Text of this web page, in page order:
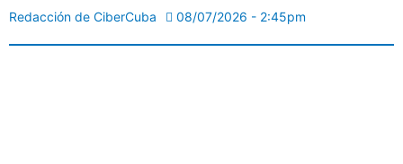
Redacción de CiberCuba 08/07/2026 - 2:45pm